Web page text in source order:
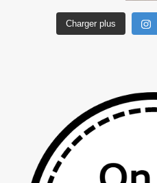
Charger plus